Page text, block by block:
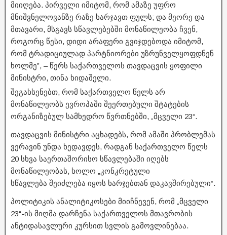
მიიღება. პირველი იმიტომ, რომ ამაზე უფრო
მნიშვნელოვანზე რაზე ხარჯავთ ფულს; და მეორე და
მთავარი, მსგავს სწავლებებში მონაწილეობა ჩვენ,
როგორც წესი, დიდი არაფერი გვიჯდებოდა იმიტომ,
რომ ტრადიციულად პარტნიორები უზრუნველყოფდნენ
ხოლმე”, – წერს საქართველოს თავდაცვის ყოფილი
მინისტრი, თინა ხიდაშელი.
შეგახსენებთ, რომ საქართველო წელს არ
მონაწილეობს ევროპაში შეერთებული შტატების
ორგანიზებულ სამხედრო წვრთნებში, „მცველი 23“.
თავდაცვის მინისტრი აცხადებს, რომ ამაში პრობლემას
ვერავინ უნდა ხედავდეს, რადგან საქართველო წელს
20 სხვა საერთაშორისო სწავლებაში იღებს
მონაწილეობას, ხოლო „კონკრეტული
სწავლება შეიძლება იყოს ხარჯებთან დაკავშირებული“.
პოლიტიკის ანალიტიკოსები მიიჩნევენ, რომ „მცველი
23“-ის მიღმა დარჩენა საქართველოს მთავრობის
ანტიდასავლური კურსით სვლის გამოვლინებაა.